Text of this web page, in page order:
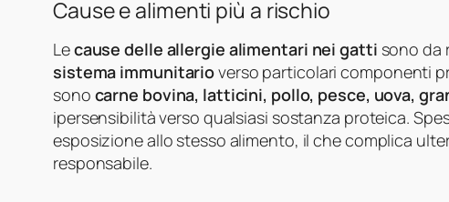
Cause e alimenti più a rischio
Lecause delle allergie alimentari nei gatti sono da
sistema immunitarioverso particolari componenti
sono carne bovina, latticini, pollo, pesce, uova,
ipersensibilità verso qualsiasi sostanza proteica.
esposizione allo stesso alimento, il che complica
responsabile.